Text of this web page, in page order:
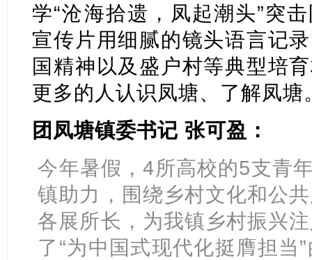
学“沧海拾遗，凤起潮头”突
宣传片用细腻的镜头语言记
国精神以及盛户村等典型培
更多的人认识凤塘、了解凤塘
团凤塘镇委书记 张可盈：
今年暑假，4所高校的5支青
镇助力，围绕乡村文化和公
各展所长，为我镇乡村振兴
了“为中国式现代化挺膺担当